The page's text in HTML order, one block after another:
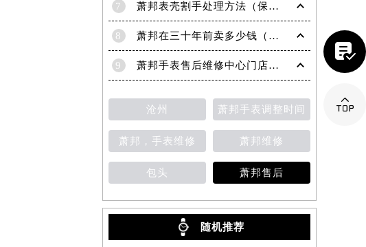
室（需提前预约）
7 萧邦表壳割手处理方法（保养与修复技巧指南）
8 萧邦在三十年前卖多少钱（名表价格变迁的历史洞察）
9 萧邦手表售后维修中心门店地址
沧州 萧邦手表调整时间
萧邦，手表维修 萧邦维修
包头 萧邦售后
随机推荐

